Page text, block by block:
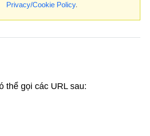
Privacy/Cookie Policy.
thể gọi các URL sau: